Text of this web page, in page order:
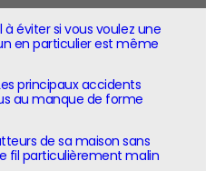
éviter si vous voulez une
en particulier est même
principaux accidents
au manque de forme
de sa maison sans
fil particulièrement malin